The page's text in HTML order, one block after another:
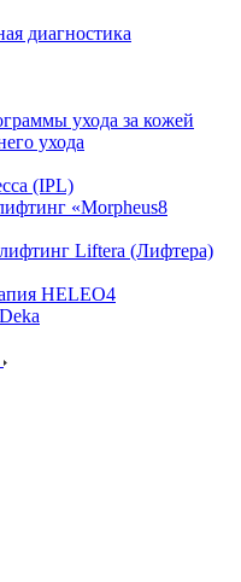
диагностика
ухода за кожей
ухода
(IPL)
«Morpheus8
Liftera (Лифтера)
HELEO4